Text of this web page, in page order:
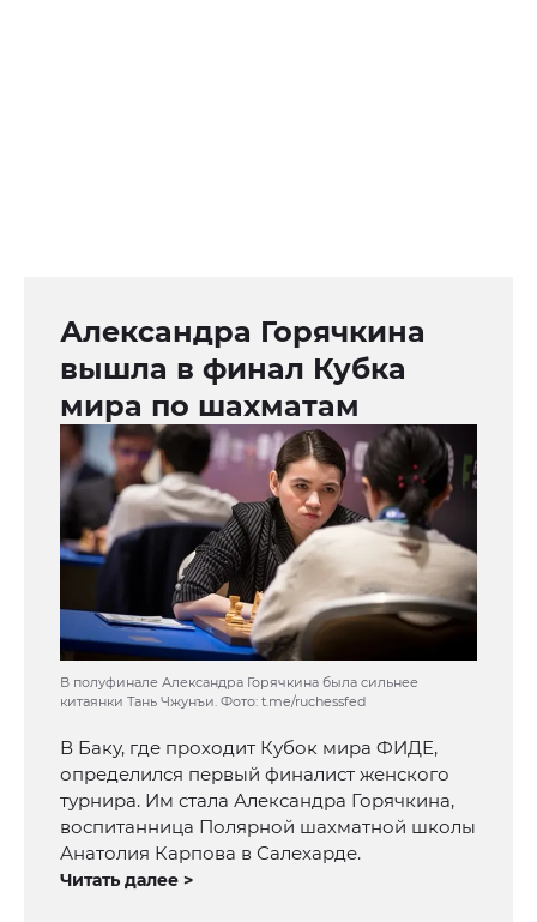
Александра Горячкина
вышла в финал Кубка
мира по шахматам
В полуфинале Александра Горячкина была сильнее
китаянки Тань Чжунъи. Фото: t.me/ruchessfed
В Баку, где проходит Кубок мира ФИДЕ,
определился первый финалист женского
турнира. Им стала Александра Горячкина,
воспитанница Полярной шахматной школы
Анатолия Карпова в Салехарде.
Читать далее >